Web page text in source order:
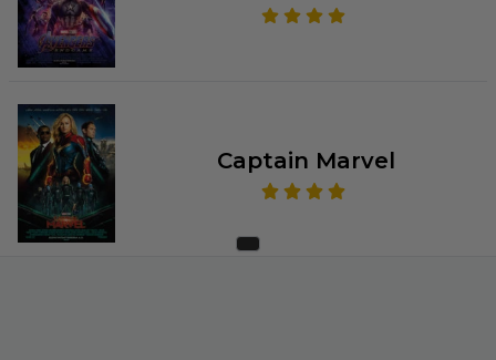
Captain Marvel